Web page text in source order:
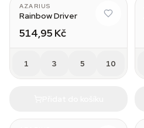
AZARIUS
Rainbow Driver
514,95 Kč
1 3 5 10